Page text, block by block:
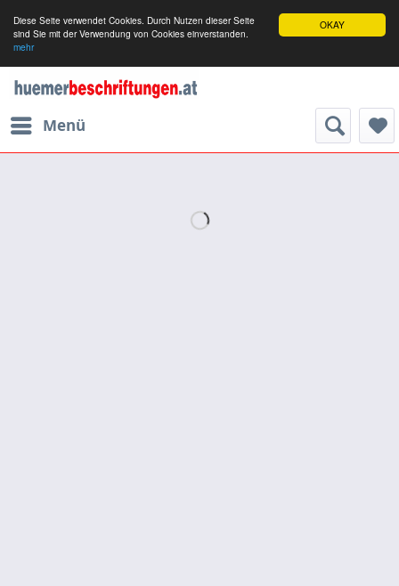
OKAY
Diese Seite verwendet Cookies. Durch Nutzen dieser Seite
sind Sie mit der Verwendung von Cookies einverstanden.
mehr
Menü